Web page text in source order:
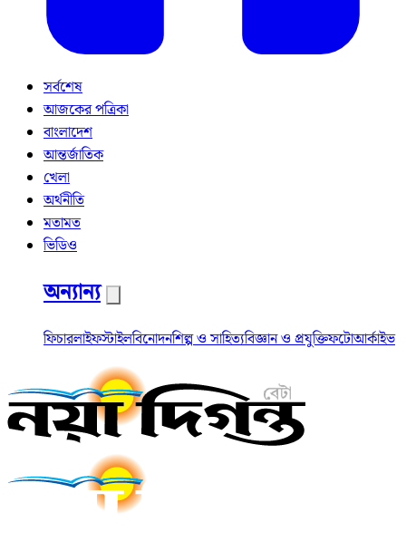
সর্বশেষ
আজকের পত্রিকা
বাংলাদেশ
আন্তর্জাতিক
খেলা
অর্থনীতি
মতামত
ভিডিও
অন্যান্য
ফিচারলাইফস্টাইলবিনোদনশিল্প ও সাহিত্যবিজ্ঞান ও প্রযুক্তিফটোআর্কাইভ